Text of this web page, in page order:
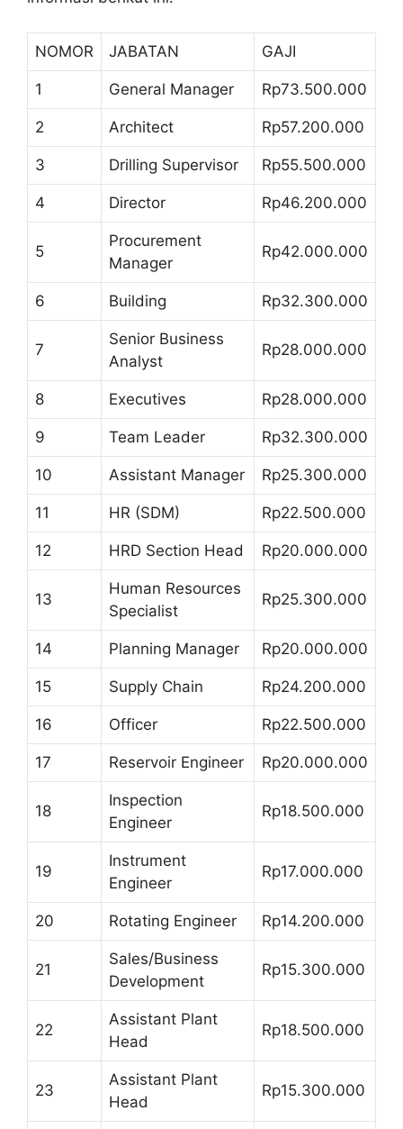
NOMOR JABATAN GAJI
1 General Manager Rp73.500.000
2 Architect Rp57.200.000
3 Drilling Supervisor Rp55.500.000
4 Director Rp46.200.000
5
Procurement
Manager
Rp42.000.000
6 Building Rp32.300.000
7
Senior Business
Analyst
Rp28.000.000
8 Executives Rp28.000.000
9 Team Leader Rp32.300.000
10 Assistant Manager Rp25.300.000
11 HR (SDM) Rp22.500.000
12 HRD Section Head Rp20.000.000
13
Human Resources
Specialist
Rp25.300.000
14 Planning Manager Rp20.000.000
15 Supply Chain Rp24.200.000
16 Officer Rp22.500.000
17 Reservoir Engineer Rp20.000.000
18
Inspection
Engineer
Rp18.500.000
19
Instrument
Engineer
Rp17.000.000
20 Rotating Engineer Rp14.200.000
21
Sales/Business
Development
Rp15.300.000
22
Assistant Plant
Head
Rp18.500.000
23
Assistant Plant
Head
Rp15.300.000